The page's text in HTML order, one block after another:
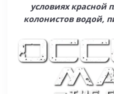
условиях красной
колонистов водой,